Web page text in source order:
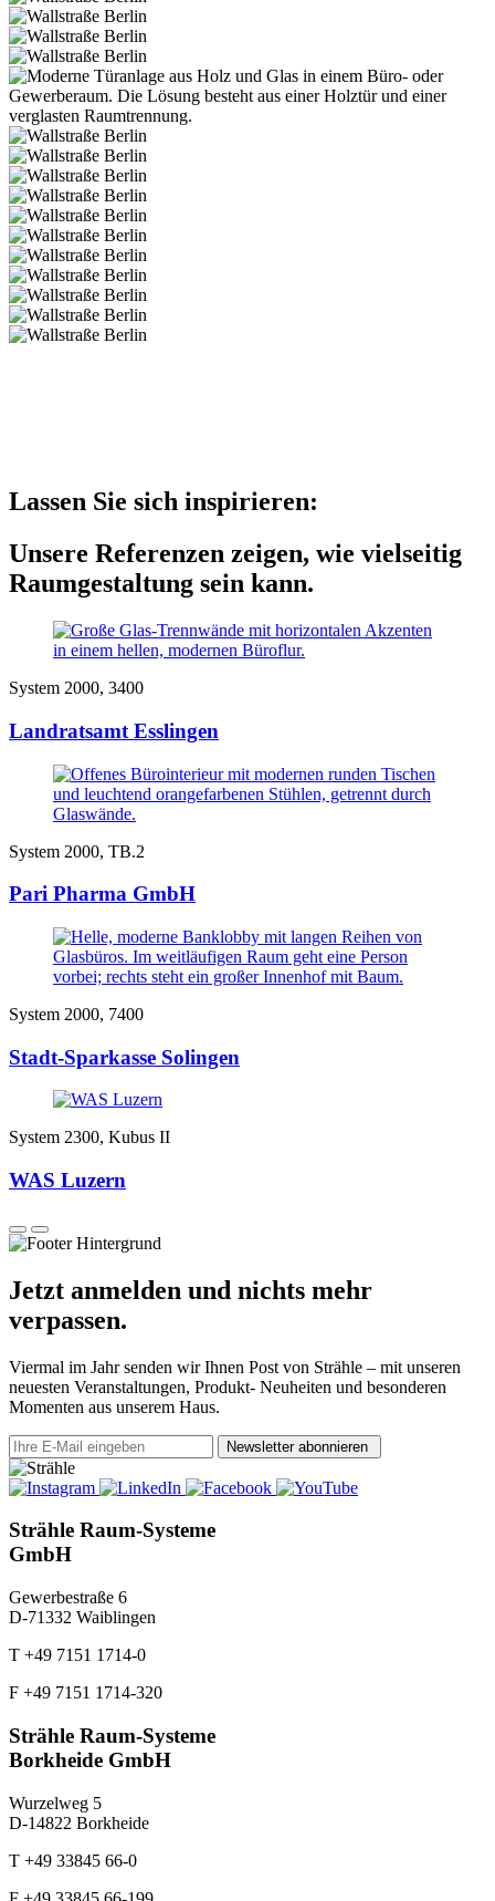
Lassen Sie sich inspirieren:
Unsere Referenzen zeigen, wie vielseitig
Raumgestaltung sein kann.
System 2000, 3400
Landratsamt Esslingen
System 2000, TB.2
Pari Pharma GmbH
System 2000, 7400
Stadt-Sparkasse Solingen
System 2300, Kubus II
WAS Luzern
Jetzt anmelden und nichts mehr
verpassen.
Viermal im Jahr senden wir Ihnen Post von Strähle – mit unseren
neuesten Veranstaltungen, Produkt- Neuheiten und besonderen
Momenten aus unserem Haus.
Newsletter abonnieren
Strähle Raum-Systeme
GmbH
Gewerbestraße 6
D-71332 Waiblingen
T +49 7151 1714-0
F +49 7151 1714-320
Strähle Raum-Systeme
Borkheide GmbH
Wurzelweg 5
D-14822 Borkheide
T +49 33845 66-0